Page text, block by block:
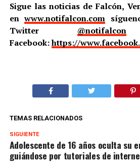
Sigue las noticias de Falcón,
enwww.notifalcon.com
Twitter @notifalcon
Facebook:https://
TEMAS RELACIONADOS
SIGUIENTE
Adolescente de 16 años oculta su
guiándose por tutoriales de